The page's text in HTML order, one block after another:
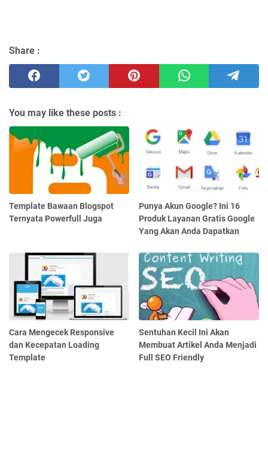
Share :
You may like these posts :
Template Bawaan Blogspot
Ternyata Powerfull Juga
Punya Akun Google? Ini 16
Produk Layanan Gratis Google
Yang Akan Anda Dapatkan
Cara Mengecek Responsive
dan Kecepatan Loading
Template
Sentuhan Kecil Ini Akan
Membuat Artikel Anda Menjadi
Full SEO Friendly